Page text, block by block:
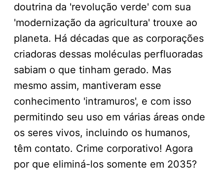
doutrina da 'revolução verde' com sua
'modernização da agricultura' trouxe ao
planeta. Há décadas que as corporações
criadoras dessas moléculas perfluoradas
sabiam o que tinham gerado. Mas
mesmo assim, mantiveram esse
conhecimento 'intramuros', e com isso
permitindo seu uso em várias áreas onde
os seres vivos, incluindo os humanos,
têm contato. Crime corporativo! Agora
por que eliminá-los somente em 2035?